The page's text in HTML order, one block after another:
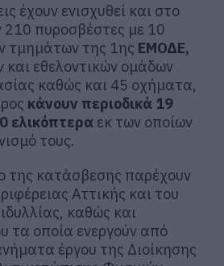
έχουν ενισχυθεί και στο
210 πυροσβέστες με 10
τμημάτων της 1ης ΕΜΟΔΕ,
και εθελοντικών ομάδων
καθώς και 45 οχήματα,
κάνουν περιοδικά 19
ελικόπτερα εκ των οποίων
τους.
της κατάσβεσης παρέχουν
Αττικής και του
καθώς και
τα οποία ενεργούν από
έργου της Διοίκησης